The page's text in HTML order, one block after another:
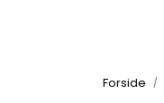
Forside